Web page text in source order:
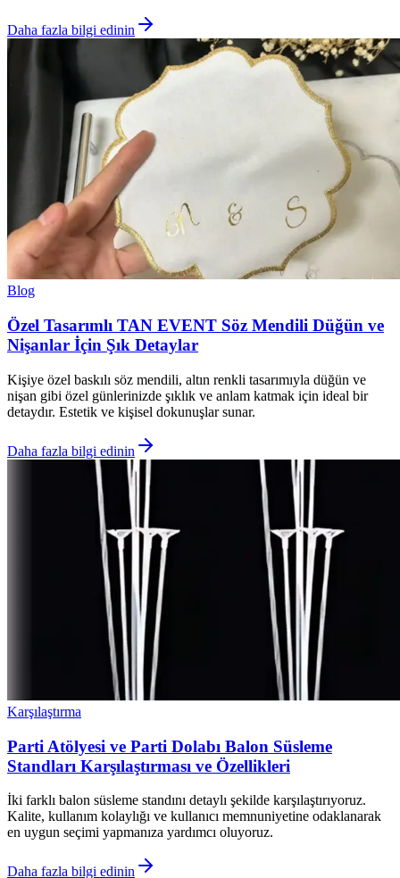
Daha fazla bilgi edinin
Blog
Özel Tasarımlı TAN EVENT Söz Mendili Düğün ve
Nişanlar İçin Şık Detaylar
Kişiye özel baskılı söz mendili, altın renkli tasarımıyla düğün ve
nişan gibi özel günlerinizde şıklık ve anlam katmak için ideal bir
detaydır. Estetik ve kişisel dokunuşlar sunar.
Daha fazla bilgi edinin
Karşılaştırma
Parti Atölyesi ve Parti Dolabı Balon Süsleme
Standları Karşılaştırması ve Özellikleri
İki farklı balon süsleme standını detaylı şekilde karşılaştırıyoruz.
Kalite, kullanım kolaylığı ve kullanıcı memnuniyetine odaklanarak
en uygun seçimi yapmanıza yardımcı oluyoruz.
Daha fazla bilgi edinin